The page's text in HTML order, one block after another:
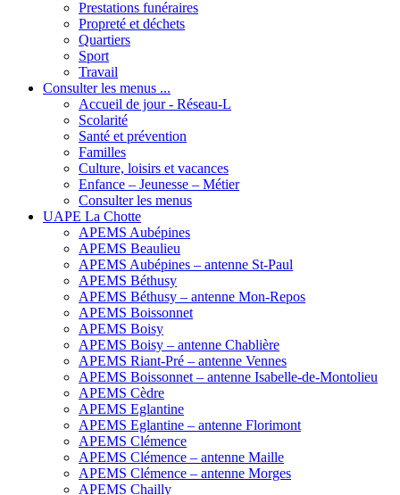
Prestations funéraires
Propreté et déchets
Quartiers
Sport
Travail
Consulter les menus ...
Accueil de jour - Réseau-L
Scolarité
Santé et prévention
Familles
Culture, loisirs et vacances
Enfance – Jeunesse – Métier
Consulter les menus
UAPE La Chotte
APEMS Aubépines
APEMS Beaulieu
APEMS Aubépines – antenne St-Paul
APEMS Béthusy
APEMS Béthusy – antenne Mon-Repos
APEMS Boissonnet
APEMS Boisy
APEMS Boisy – antenne Chablière
APEMS Riant-Pré – antenne Vennes
APEMS Boissonnet – antenne Isabelle-de-Montolieu
APEMS Cèdre
APEMS Eglantine
APEMS Eglantine – antenne Florimont
APEMS Clémence
APEMS Clémence – antenne Maille
APEMS Clémence – antenne Morges
APEMS Chailly